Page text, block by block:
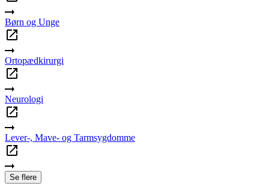
Børn og Unge
Ortopædkirurgi
Neurologi
Lever-, Mave- og Tarmsygdomme
Se flere